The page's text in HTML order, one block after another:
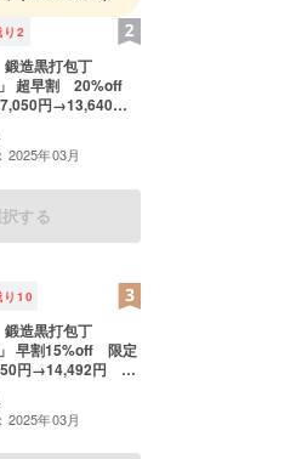
2
造黒打包丁
」 超早割 20%off
円→13,640
合計14,740円
包丁素材 刃金：
國光 販売元：スカ
国：日本 保証期
より量産効率が向上
売価格が販売予定
能性もございま
仕様は変更になる
ます。ご了承くださ
、使用部材の供給
の都合等により出
合があります。
2025年03月
する
10
造黒打包丁
」 早割15%off 限定
円→14,492円 送
円（税込）
ｃｍ 重さ：
刃金：安来鋼青
2025年03月